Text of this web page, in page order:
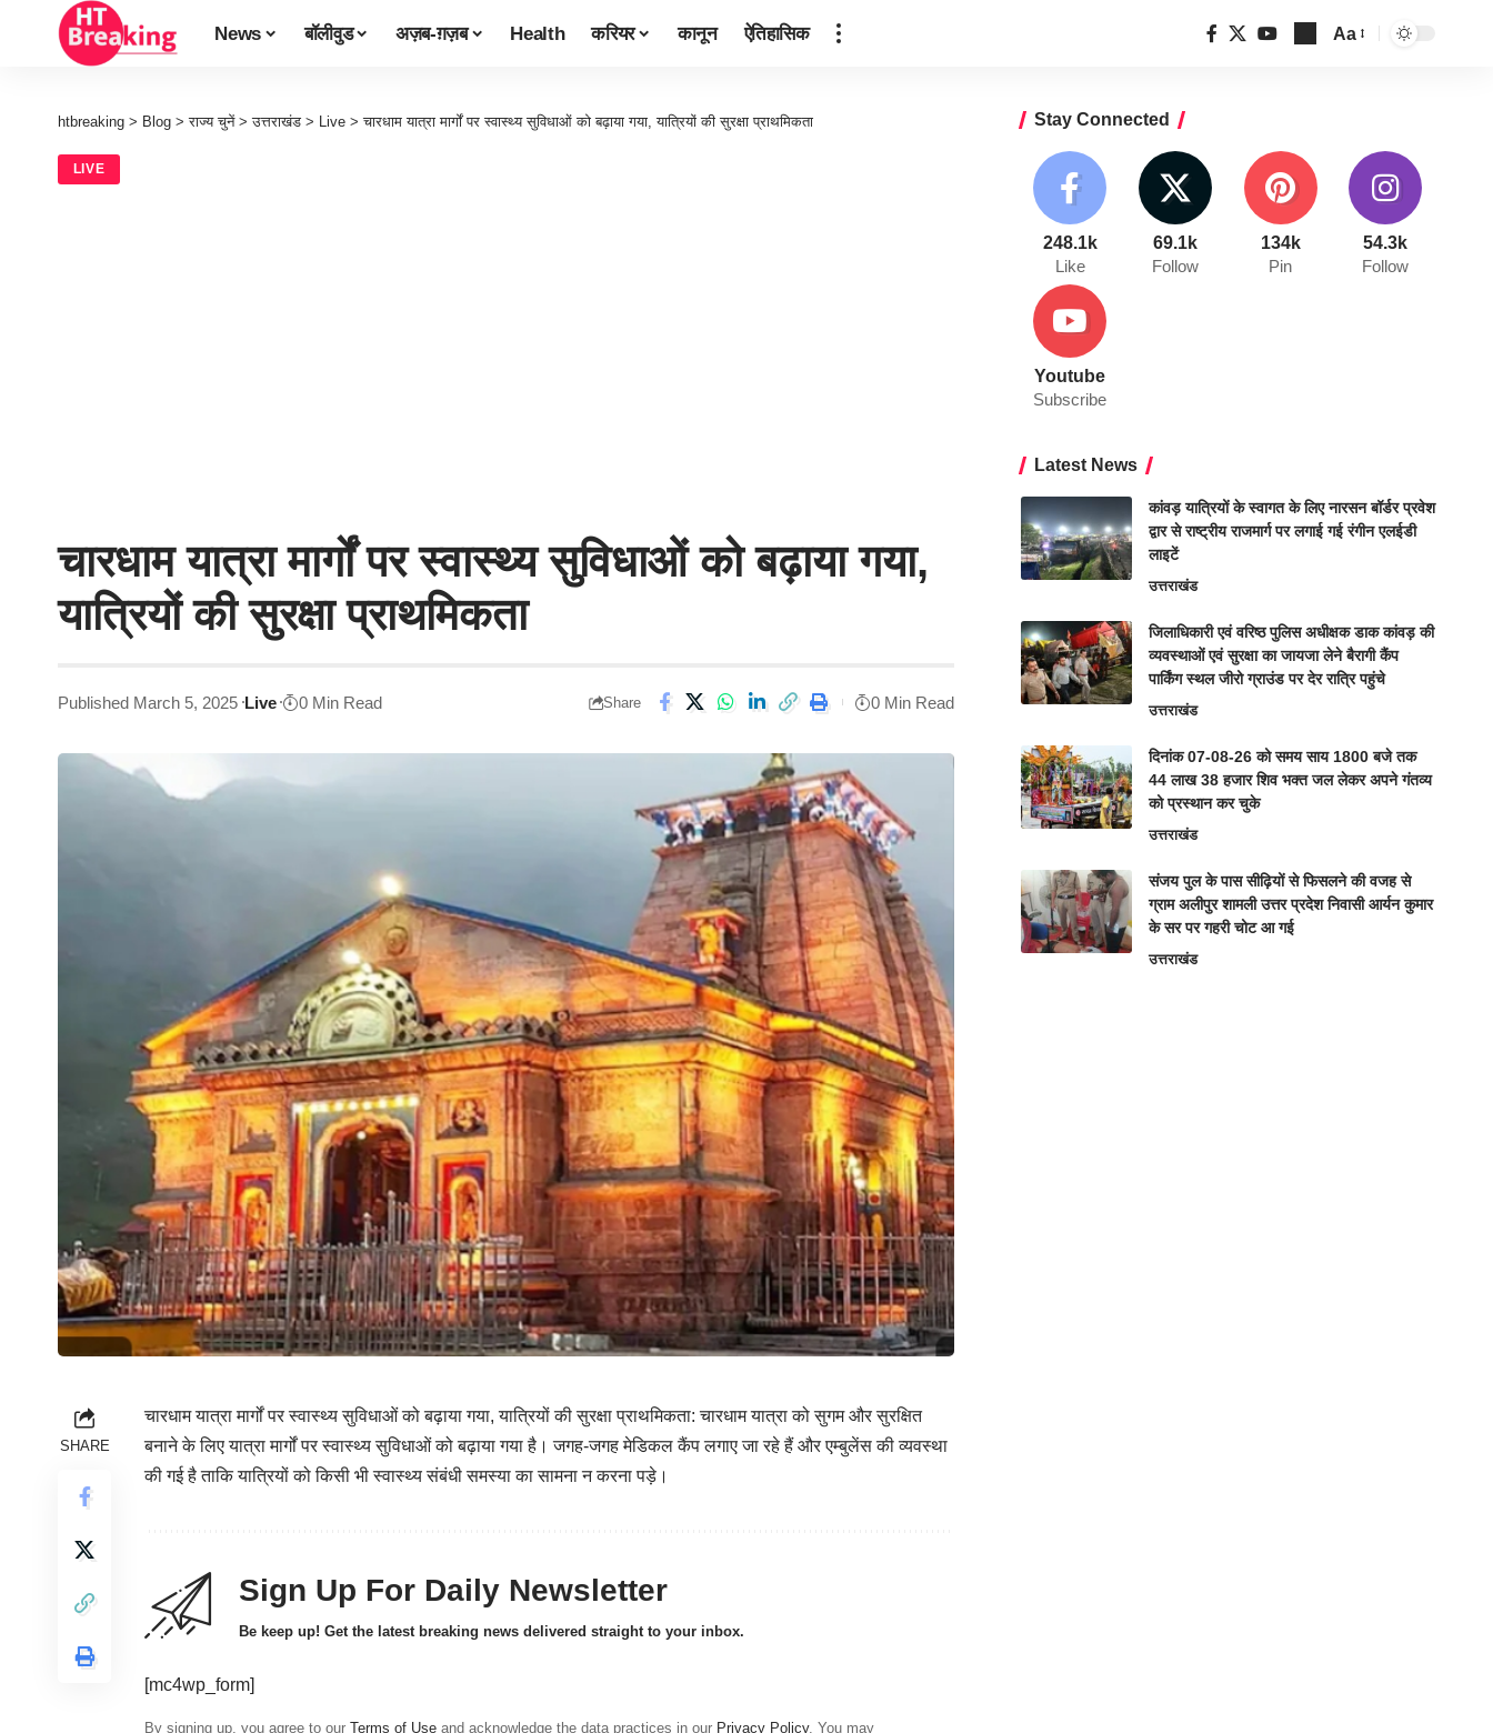
News बॉलीवुड अज़ब-ग़ज़ब Health करियर कानून ऐतिहासिक Aa
htbreaking > Blog >राज्य चुनें >उत्तराखंड > Live >चारधाम यात्रा मार्गों पर स्वास्थ्य सुविधाओं को बढ़ाया गया, यात्रियों की सुरक्षा प्राथमिकता
LIVE
चारधाम यात्रा मार्गों पर स्वास्थ्य सुविधाओं को बढ़ाया गया,
यात्रियों की सुरक्षा प्राथमिकता
Published March 5, 2025 Live 0 Min Read Share 0 Min Read
SHARE
चारधाम यात्रा मार्गों पर स्वास्थ्य सुविधाओं को बढ़ाया गया, यात्रियों की सुरक्षा प्राथमिकता: चारधाम यात्रा को सुगम और सुरक्षित
बनाने के लिए यात्रा मार्गों पर स्वास्थ्य सुविधाओं को बढ़ाया गया है। जगह-जगह मेडिकल कैंप लगाए जा रहे हैं और एम्बुलेंस की व्यवस्था
की गई है ताकि यात्रियों को किसी भी स्वास्थ्य संबंधी समस्या का सामना न करना पड़े।
Sign Up For Daily Newsletter
Be keep up! Get the latest breaking news delivered straight to your inbox.
[mc4wp_form]
By signing up, you agree to our Terms of Use and acknowledge the data practices in our Privacy Policy. You may
Stay Connected
248.1k
Like
69.1k
Follow
134k
Pin
54.3k
Follow
Youtube
Subscribe
Latest News
कांवड़ यात्रियों के स्वागत के लिए नारसन बॉर्डर प्रवेश
द्वार से राष्ट्रीय राजमार्ग पर लगाई गई रंगीन एलईडी
लाइटें
उत्तराखंड
जिलाधिकारी एवं वरिष्ठ पुलिस अधीक्षक डाक कांवड़ की
व्यवस्थाओं एवं सुरक्षा का जायजा लेने बैरागी कैंप
पार्किंग स्थल जीरो ग्राउंड पर देर रात्रि पहुंचे
उत्तराखंड
दिनांक 07-08-26 को समय साय 1800 बजे तक
44 लाख 38 हजार शिव भक्त जल लेकर अपने गंतव्य
को प्रस्थान कर चुके
उत्तराखंड
संजय पुल के पास सीढ़ियों से फिसलने की वजह से
ग्राम अलीपुर शामली उत्तर प्रदेश निवासी आर्यन कुमार
के सर पर गहरी चोट आ गई
उत्तराखंड